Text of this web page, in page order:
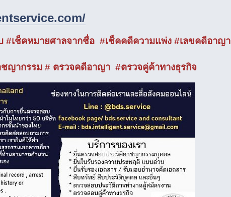
#เช็คหมายศาลจากชื่อ #เช็คคดีความแพ่ง #เลขคดีอาญา
ชญากรรม # ตรวจคดีอาญา #ตรวจคู่ค้าทางธุรกิจ